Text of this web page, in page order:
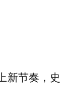
新节奏，史